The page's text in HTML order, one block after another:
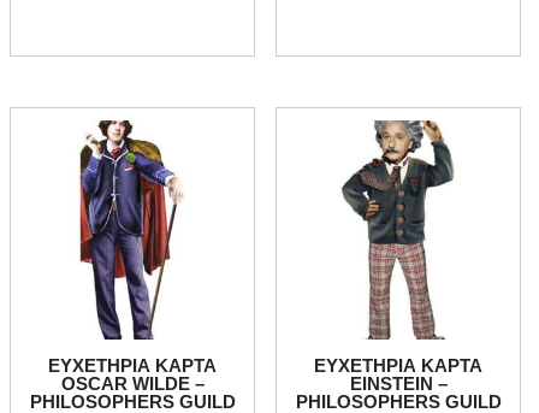
ΕΥΧΕΤΗΡΙΑ ΚΑΡΤΑ
OSCAR WILDE –
PHILOSOPHERS GUILD
ΕΥΧΕΤΗΡΙΑ ΚΑΡΤΑ
EINSTEIN –
PHILOSOPHERS GUILD